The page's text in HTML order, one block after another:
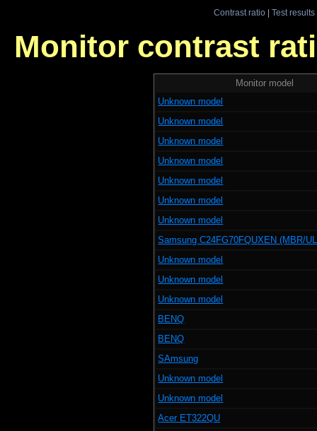
Contrast ratio| Test results
Monitor contrast
Monitor model
Unknown model
Unknown model
Unknown model
Unknown model
Unknown model
Unknown model
Unknown model
Samsung C24FG70FQUXEN (MBR/
Unknown model
Unknown model
Unknown model
BENQ
BENQ
SAmsung
Unknown model
Unknown model
Acer ET322QU